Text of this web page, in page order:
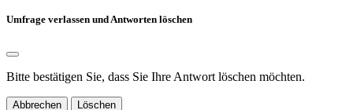
Umfrage verlassen und Antworten löschen
Bitte bestätigen Sie, dass Sie Ihre Antwort löschen möchten.
Abbrechen Löschen